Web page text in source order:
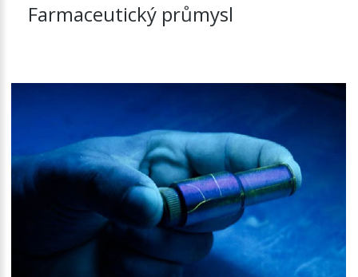
Farmaceutický průmysl